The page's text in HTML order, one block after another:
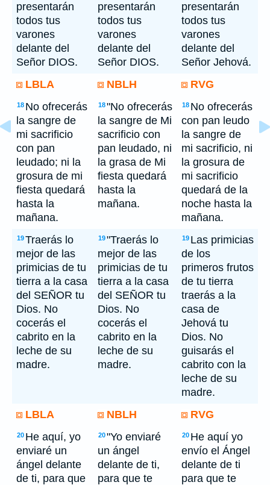
presentarán
todos tus
varones
delante del
Señor DIOS.
presentarán
todos tus
varones
delante del
Señor DIOS.
presentarán
todos tus
varones
delante del
Señor Jehová.
LBLA
NBLH RVG
18 No ofrecerás
la sangre de
mi sacrificio
con pan
leudado; ni la
grosura de mi
fiesta quedará
hasta la
mañana.
18"No ofrecerás
la sangre de Mi
sacrificio con
pan leudado, ni
la grasa de Mi
fiesta quedará
hasta la
mañana.
18 No ofrecerás
con pan leudo
la sangre de
mi sacrificio, ni
la grosura de
mi sacrificio
quedará de la
noche hasta la
mañana.
19Traerás lo
mejor de las
primicias de tu
tierra a la casa
del SEÑOR tu
Dios. No
cocerás el
cabrito en la
leche de su
madre.
19"Traerás lo
mejor de las
primicias de tu
tierra a la casa
del SEÑOR tu
Dios. No
cocerás el
cabrito en la
leche de su
madre.
19 Las primicias
de los
primeros frutos
de tu tierra
traerás a la
casa de
Jehová tu
Dios. No
guisarás el
cabrito con la
leche de su
madre.
LBLA
NBLH RVG
20 He aquí, yo
enviaré un
ángel delante
de ti, para que
20"Yo enviaré
un ángel
delante de ti,
para que te
20 He aquí yo
envío el Ángel
delante de ti
para que te